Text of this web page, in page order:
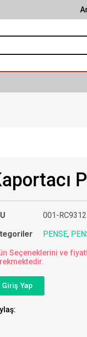
001-RC9312
PENSE,
Seçeneklerini ve
Giriş Yap